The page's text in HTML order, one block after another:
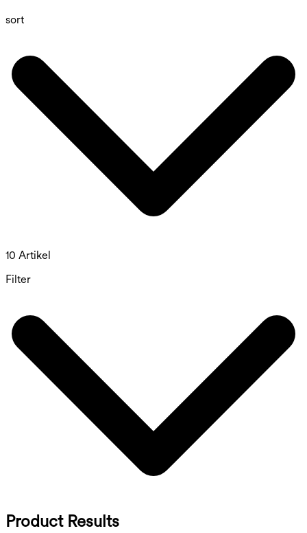
sort
10 Artikel
Filter
Product Results